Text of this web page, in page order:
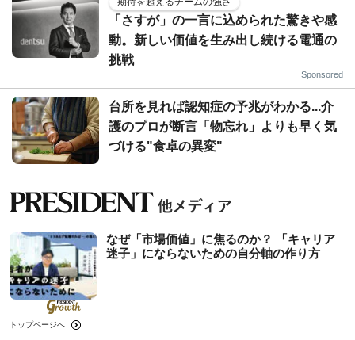
「さすが」の一言に込められた驚きや感
動。新しい価値を生み出し続ける電通の
挑戦
Sponsored
台所を見れば認知症の予兆がわかる...介
護のプロが断言「物忘れ」よりも早く気
づける"食卓の異変"
なぜ「市場価値」に焦るのか？ 「キャリア
迷子」にならないための自分軸の作り方
トップページへ